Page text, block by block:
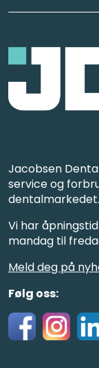
Jacobsen
service og
dentalmarkedet.
Vi har
mandag til
Meld deg på
Følg oss: